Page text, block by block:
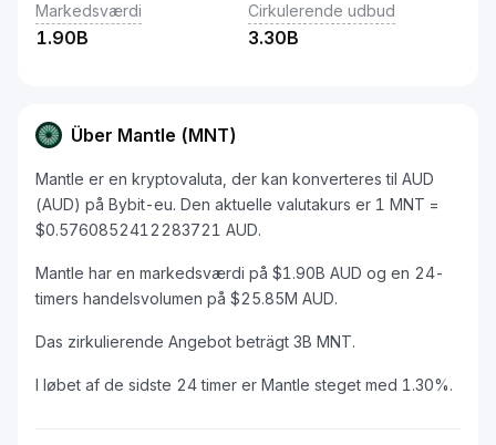
Markedsværdi
1.90B
Cirkulerende udbud
3.30B
Über Mantle (MNT)
Mantle er en kryptovaluta, der kan konverteres til AUD
(AUD) på Bybit-eu. Den aktuelle valutakurs er 1 MNT =
$0.5760852412283721 AUD.
Mantle har en markedsværdi på $1.90B AUD og en 24-
timers handelsvolumen på $25.85M AUD.
Das zirkulierende Angebot beträgt 3B MNT.
I løbet af de sidste 24 timer er Mantle steget med 1.30%.